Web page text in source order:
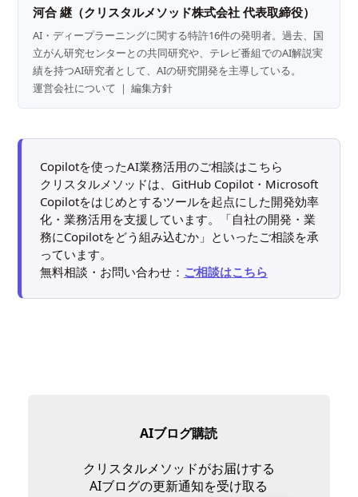
河合 継（クリスタルメソッド株式会社 代表取締役）
AI・ディープラーニングに関する特許16件の発明者。過去、国
立がん研究センターとの共同研究や、テレビ番組でのAI解説実
績を持つAI研究者として、AIの研究開発を主導している。
運営会社について ｜編集方針
Copilotを使ったAI業務活用のご相談はこちら
クリスタルメソッドは、GitHub Copilot・Microsoft
Copilotをはじめとするツールを起点にした開発効率
化・業務活用を支援しています。「自社の開発・業
務にCopilotをどう組み込むか」といったご相談を承
っています。
無料相談・お問い合わせ： ご相談はこちら
AIブログ購読
クリスタルメソッドがお届けする
AIブログの更新通知を受け取る